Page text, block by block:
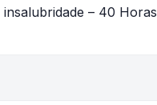
– 40 Horas